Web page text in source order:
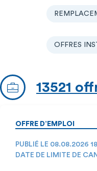
OFFRES
13521
OFFRE D’EMPLOI
PUBLIÉ LE 08.08.2026
DATE DE LIMITE DE